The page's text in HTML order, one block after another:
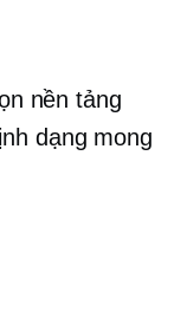
nền tảng
dạng mong